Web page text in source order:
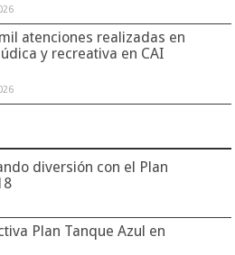
atenciones realizadas en
y recreativa en CAI
diversión con el Plan
Plan Tanque Azul en